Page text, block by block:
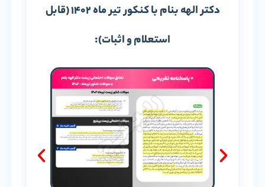
دکتر الهه بنام با کنکور تیر ماه 1402 (قابل
استعلام و اثبات):